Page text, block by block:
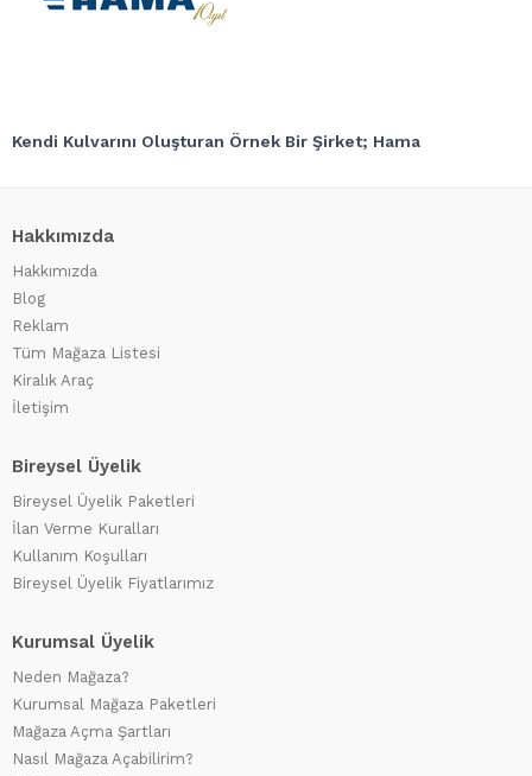
Kendi Kulvarını Oluşturan Örnek Bir Şirket; Hama
Hakkımızda
Hakkımızda
Blog
Reklam
Tüm Mağaza Listesi
Kiralık Araç
İletişim
Bireysel Üyelik
Bireysel Üyelik Paketleri
İlan Verme Kuralları
Kullanım Koşulları
Bireysel Üyelik Fiyatlarımız
Kurumsal Üyelik
Neden Mağaza?
Kurumsal Mağaza Paketleri
Mağaza Açma Şartları
Nasıl Mağaza Açabilirim?